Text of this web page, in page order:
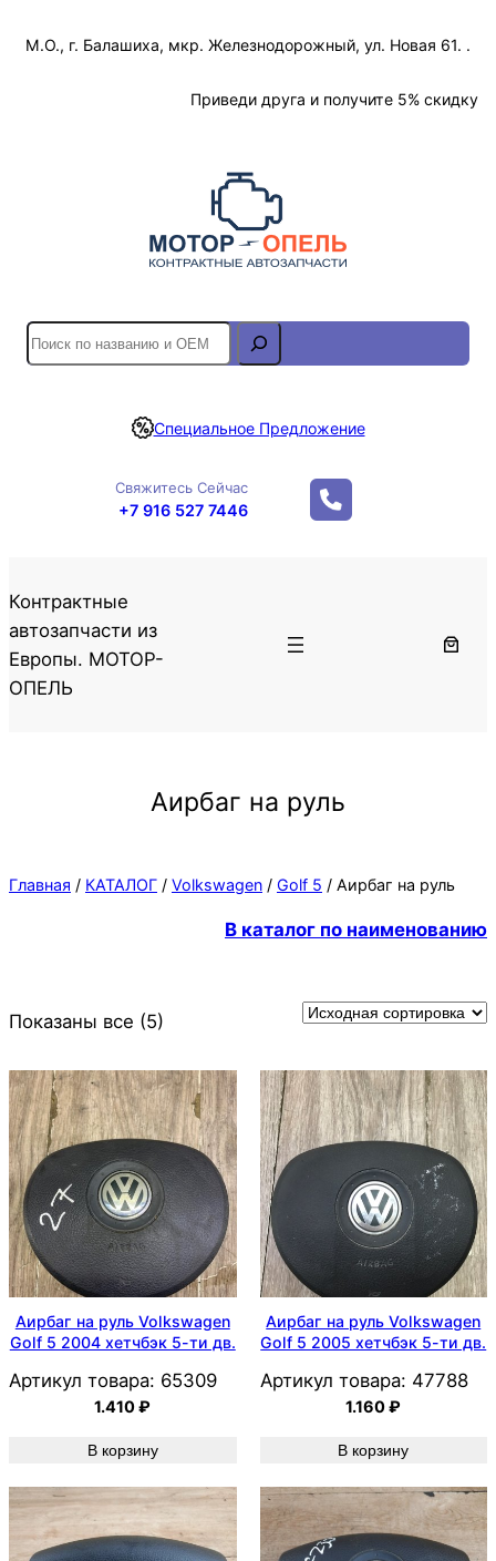
М.О., г. Балашиха, мкр. Железнодорожный, ул. Новая 61. .
Приведи друга и получите 5% скидку
S
e
r
Специальное Предложение
Свяжитесь Сейчас
+7 916 527 7446
Контрактные
автозапчасти из
Европы. МОТОР-
ОПЕЛЬ
Аирбаг на руль
Главная / КАТАЛОГ / Volkswagen / Golf 5 / Аирбаг на руль
В каталог по наименованию
Показаны все (5)
Аирбаг на руль Volkswagen
Golf 5 2004 хетчбэк 5-ти дв.
Артикул товара: 65309
1.410₽
В корзину
Аирбаг на руль Volkswagen
Golf 5 2005 хетчбэк 5-ти дв.
Артикул товара: 47788
1.160₽
В корзину